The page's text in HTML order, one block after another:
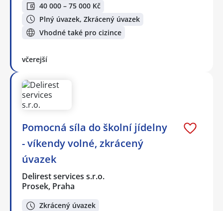
40 000 – 75 000 Kč
Plný úvazek, Zkrácený úvazek
Vhodné také pro cizince
včerejší
Pomocná síla do školní jídelny
- víkendy volné, zkrácený
úvazek
Delirest services s.r.o.
Prosek, Praha
Zkrácený úvazek